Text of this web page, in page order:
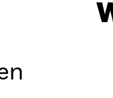
Wertentwicklung